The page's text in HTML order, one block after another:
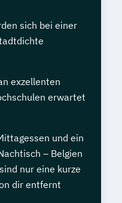
sich bei einer
exzellenten
erwartet
und ein
– Belgien
nur eine kurze
dir entfernt